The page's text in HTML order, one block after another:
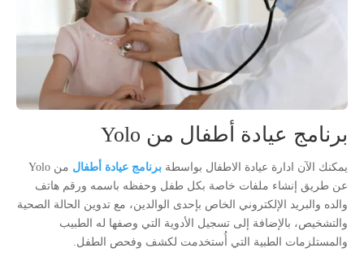
برنامج عيادة أطفال من Yolo
يمكنك الآن ادارة عيادة الاطفال بواسطة برنامج عيادة أطفال
من Yolo
عن طريق إنشاء ملفات خاصة بكل طفل وحفظه باسمه ورقم هاتف
والده والبريد الإلكتروني الخاص بإحدى الوالدين، مع تدوين الحالة الصحية
والتشخيص، بالإضافة إلى تسجيل الأدوية التي وصفها له الطبيب
والمستلزمات الطبية التي أُستخدمت لكشف وفحص الطفل.